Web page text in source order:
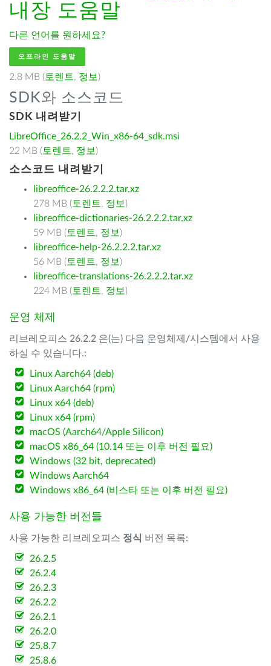
내장 도움말
다른 언어를 원하세요?
오프라인 도움말
2.8 MB ( 토렌트, 정보 )
SDK와 소스코드
SDK 내려받기
LibreOffice_26.2.2_Win_x86-64_sdk.msi
22 MB ( 토렌트, 정보 )
소스코드 내려받기
libreoffice-26.2.2.2.tar.xz
278 MB ( 토렌트, 정보 )
libreoffice-dictionaries-26.2.2.2.tar.xz
59 MB ( 토렌트, 정보 )
libreoffice-help-26.2.2.2.tar.xz
56 MB ( 토렌트, 정보 )
libreoffice-translations-26.2.2.2.tar.xz
224 MB ( 토렌트, 정보 )
운영 체제
리브레오피스 26.2.2 은(는) 다음 운영체제/시스템에서 사용
하실 수 있습니다.:
Linux Aarch64 (deb)
Linux Aarch64 (rpm)
Linux x64 (deb)
Linux x64 (rpm)
macOS (Aarch64/Apple Silicon)
macOS x86_64 (10.14 또는 이후 버전 필요)
Windows (32 bit, deprecated)
Windows Aarch64
Windows x86_64 (비스타 또는 이후 버전 필요)
사용 가능한 버전들
사용 가능한 리브레오피스 정식 버전 목록:
26.2.5
26.2.4
26.2.3
26.2.2
26.2.1
26.2.0
25.8.7
25.8.6